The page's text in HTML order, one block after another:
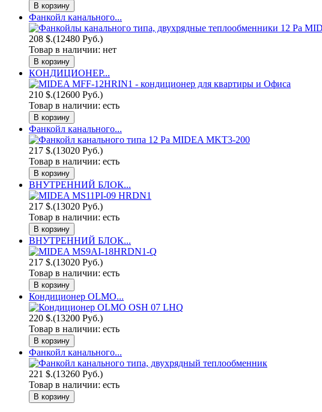
Фанкойл канального...
208 $.(12480 Руб.)
Товар в наличии: нет
КОНДИЦИОНЕР...
210 $.(12600 Руб.)
Товар в наличии: есть
Фанкойл канального...
217 $.(13020 Руб.)
Товар в наличии: есть
ВНУТРЕННИЙ БЛОК...
217 $.(13020 Руб.)
Товар в наличии: есть
ВНУТРЕННИЙ БЛОК...
217 $.(13020 Руб.)
Товар в наличии: есть
Кондиционер OLMO...
220 $.(13200 Руб.)
Товар в наличии: есть
Фанкойл канального...
221 $.(13260 Руб.)
Товар в наличии: есть